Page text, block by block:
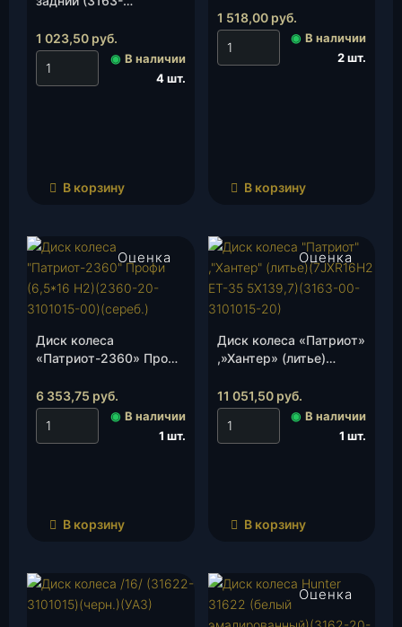
1 023,50 руб.
◉ В наличии
4 шт.
В корзину
1 518,00 руб.
◉ В наличии
2 шт.
В корзину
Диск колеса
«Патриот-2360» Профи
3101015-00)(сереб.),
шт.
Оценка
5.00из 5
6 353,75 руб.
◉ В наличии
1 шт.
В корзину
Диск колеса «Патриот»
,»Хантер» (литье)
5Х139,7)(3163-00-
3101015-10), шт.
Оценка
4.00из 5
11 051,50 руб.
◉ В наличии
1 шт.
В корзину
Оценка